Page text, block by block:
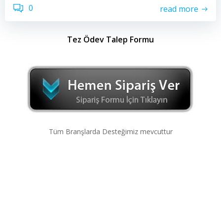
0 read more
Tez Ödev Talep Formu
Tüm Branşlarda Desteğimiz mevcuttur